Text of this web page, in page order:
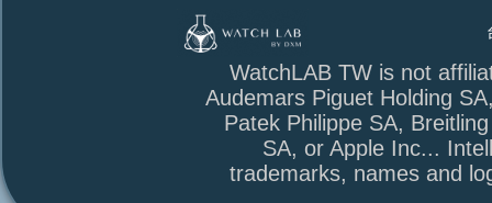
台北市萬
WatchLAB TW is not
Audemars Piguet Holding
Patek Philippe SA,
SA, or Apple Inc...
trademarks, names and